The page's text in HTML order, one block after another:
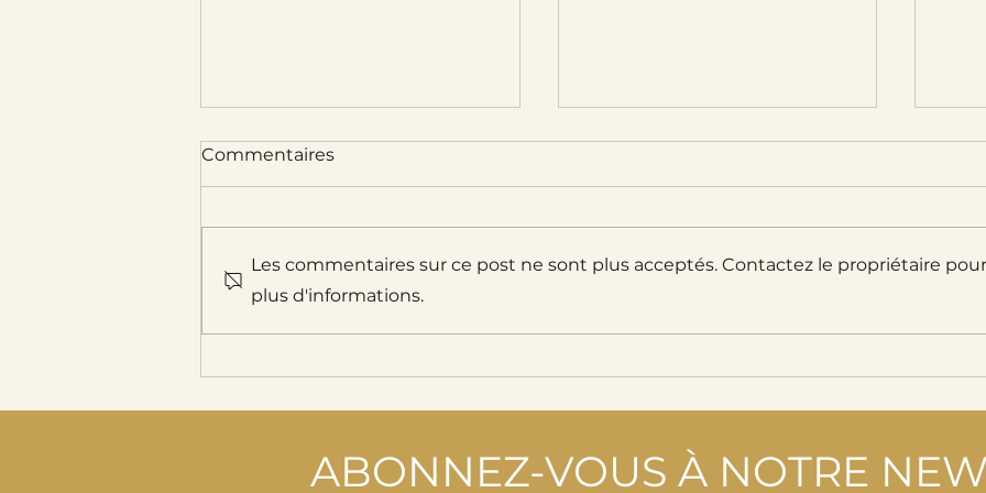
Commentaires
Les commentaires sur ce post ne sont plus acceptés. Contactez le propriétaire pour
plus d'informations.
ABONNEZ-VOUS À NOTRE